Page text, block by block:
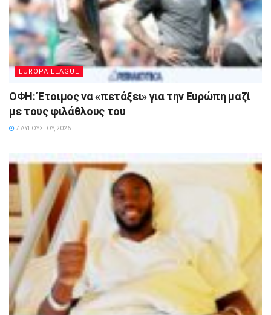
EUROPA LEAGUE
ΟΦΗ: Έτοιμος να «πετάξει» για την Ευρώπη μαζί
με τους φιλάθλους του
7 ΑΥΓΟΎΣΤΟΥ, 2026